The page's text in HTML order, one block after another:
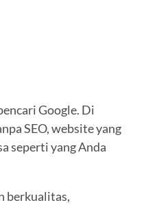
Google. Di
SEO, website yang
seperti yang Anda
berkualitas,